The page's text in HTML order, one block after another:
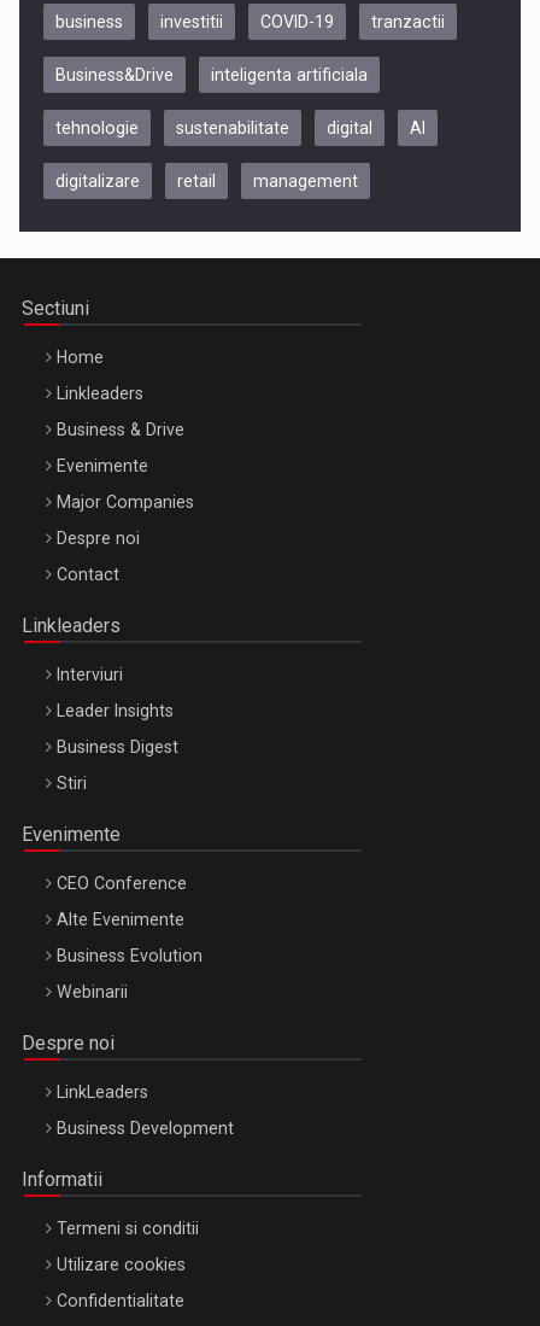
Be Inspired. Make it Happen!, CLUJ, 9 Decembrie
Be Inspired. Make it Happen!, ARTEMIS LETO, ORADEA, 8
Octombrie
business investitii COVID-19 tranzactii
Business&Drive inteligenta artificiala
tehnologie sustenabilitate digital AI
digitalizare retail management
Sectiuni
Home
Linkleaders
Business & Drive
Evenimente
Major Companies
Despre noi
Contact
Linkleaders
Interviuri
Leader Insights
Business Digest
Stiri
Evenimente
CEO Conference
Alte Evenimente
Business Evolution
Webinarii
Despre noi
LinkLeaders
Business Development
Informatii
Termeni si conditii
Utilizare cookies
Confidentialitate